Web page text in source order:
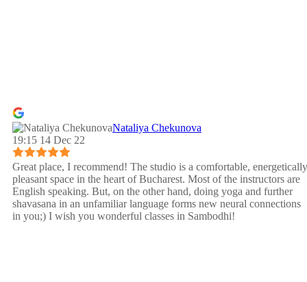
Nataliya Chekunova
19:15 14 Dec 22
Great place, I recommend! The studio is a comfortable, energetically
pleasant space in the heart of Bucharest. Most of the instructors are
English speaking. But, on the other hand, doing yoga and further
shavasana in an unfamiliar language forms new neural connections
in you;) I wish you wonderful classes in Sambodhi!